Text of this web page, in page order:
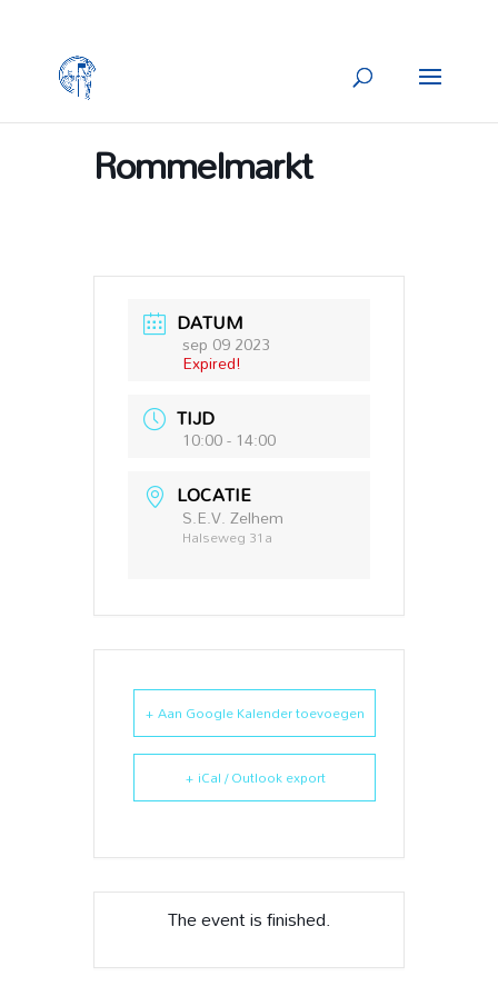
Rommelmarkt
DATUM
sep 09 2023
Expired!
TIJD
10:00 - 14:00
LOCATIE
S.E.V. Zelhem
Halseweg 31a
+ Aan Google Kalender toevoegen
+ iCal / Outlook export
The event is finished.